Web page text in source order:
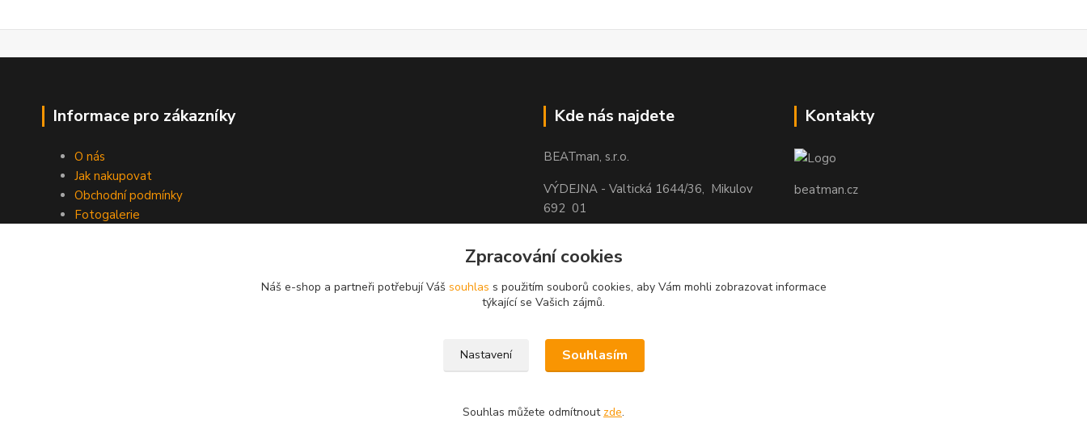
Informace pro zákazníky
O nás
Jak nakupovat
Obchodní podmínky
Fotogalerie
Kde nás najdete
BEATman, s.r.o.
VÝDEJNA - Valtická 1644/36, Mikulov
692 01
Kontakty
beatman.cz
Zpracování cookies
Náš e-shop a partneři potřebují Váš souhlas s použitím souborů cookies, aby Vám mohli zobrazovat informace
týkající se Vašich zájmů.
Nastavení Souhlasím
Souhlas můžete odmítnout zde.